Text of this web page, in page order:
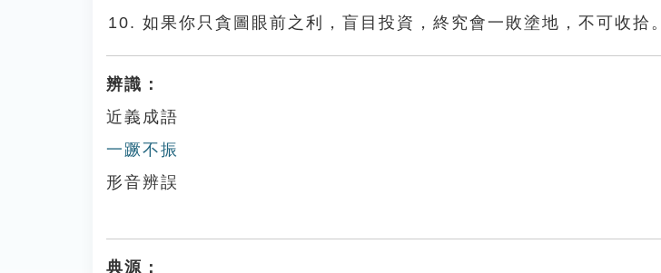
如果你只貪圖眼前之利，盲目投資，終究會一敗塗地，不可收拾。
辨識：
近義成語
一蹶不振
形音辨誤
典源：